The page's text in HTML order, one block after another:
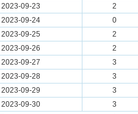
2023-09-23
2
2023-09-24
0
2023-09-25
2
2023-09-26
2
2023-09-27
3
2023-09-28
3
2023-09-29
3
2023-09-30
3